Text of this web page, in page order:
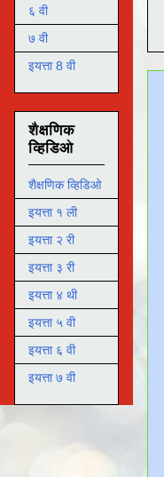
६ वी
७ वी
इयत्ता 8 वी
शैक्षणिक
व्हिडिओ
शैक्षणिक व्हिडिओ
इयत्ता १ ली
इयत्ता २ री
इयत्ता ३ री
इयत्ता ४ थी
इयत्ता ५ वी
इयत्ता ६ वी
इयत्ता ७ वी